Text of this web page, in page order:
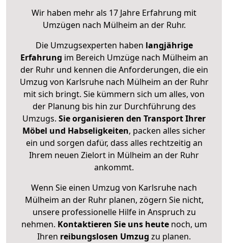
Wir haben mehr als 17 Jahre Erfahrung mit
Umzügen nach Mülheim an der Ruhr.
Die Umzugsexperten haben langjährige
Erfahrung im Bereich Umzüge nach Mülheim an
der Ruhr und kennen die Anforderungen, die ein
Umzug von Karlsruhe nach Mülheim an der Ruhr
mit sich bringt. Sie kümmern sich um alles, von
der Planung bis hin zur Durchführung des
Umzugs. Sie organisieren den Transport Ihrer
Möbel und Habseligkeiten, packen alles sicher
ein und sorgen dafür, dass alles rechtzeitig an
Ihrem neuen Zielort in Mülheim an der Ruhr
ankommt.
Wenn Sie einen Umzug von Karlsruhe nach
Mülheim an der Ruhr planen, zögern Sie nicht,
unsere professionelle Hilfe in Anspruch zu
nehmen. Kontaktieren Sie uns heutenoch, um
Ihren reibungslosen Umzug zu planen.